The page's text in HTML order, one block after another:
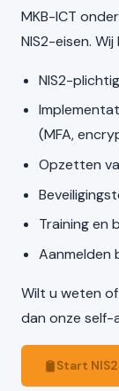
MKB-ICT
NIS2-eisen.
NIS2-
(MFA,
Opzetten
Training en
Aanmelden
Wilt u weten
dan onze self-
Start